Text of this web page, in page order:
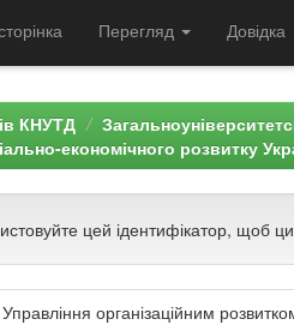
Перегляд Довідка
КНУТД
економічного розвитку
цей ідентифікатор, щоб
Управління організаційним